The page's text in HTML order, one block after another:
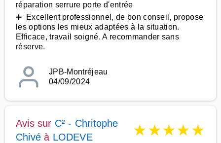
réparation serrure porte d'entrée
➕ Excellent professionnel, de bon conseil, propose
les options les mieux adaptées à la situation.
Efficace, travail soigné. A recommander sans
réserve.
JPB-Montréjeau
04/09/2024
Avis sur C² - Chritophe
Chivé à LODEVE ★★★★★